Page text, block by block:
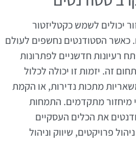
יכולים לשמש כקטליזטור
כאשר הסטודנטים נחשפים לעולם
רעיונות חדשניים לפתרונות
זה. יזמות זו יכולה לכלול
מתכות נדירות, או הקמת
מיחזור מתקדמים. התמחות
את הכלים העסקיים
פרויקטים, שיווק וניהול